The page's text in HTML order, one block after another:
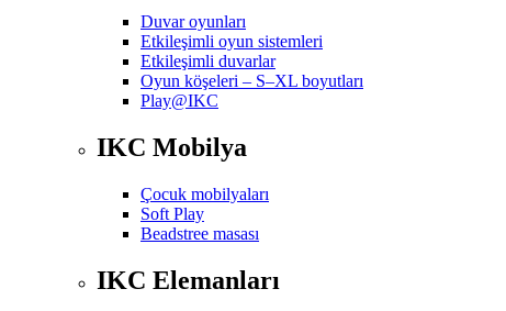
Duvar oyunları
Etkileşimli oyun sistemleri
Etkileşimli duvarlar
Oyun köşeleri – S–XL boyutları
Play@IKC
IKC Mobilya
Çocuk mobilyaları
Soft Play
Beadstree masası
IKC Elemanları